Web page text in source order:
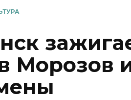
Морозов